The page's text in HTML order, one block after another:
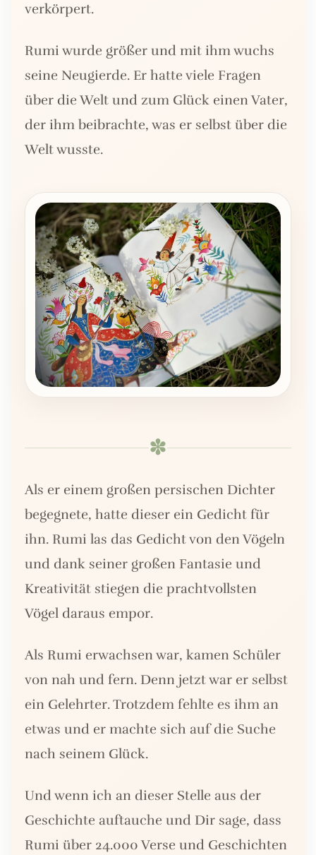
verkörpert.
Rumi wurde größer und mit ihm wuchs
seine Neugierde. Er hatte viele Fragen
über die Welt und zum Glück einen Vater,
der ihm beibrachte, was er selbst über die
Welt wusste.
✽
Als er einem großen persischen Dichter
begegnete, hatte dieser ein Gedicht für
ihn. Rumi las das Gedicht von den Vögeln
und dank seiner großen Fantasie und
Kreativität stiegen die prachtvollsten
Vögel daraus empor.
Als Rumi erwachsen war, kamen Schüler
von nah und fern. Denn jetzt war er selbst
ein Gelehrter. Trotzdem fehlte es ihm an
etwas und er machte sich auf die Suche
nach seinem Glück.
Und wenn ich an dieser Stelle aus der
Geschichte auftauche und Dir sage, dass
Rumi über 24.000 Verse und Geschichten